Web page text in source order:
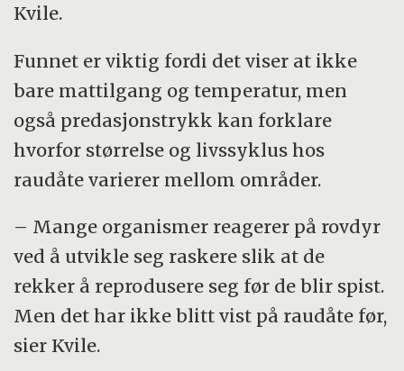
Kvile.
Funnet er viktig fordi det viser at ikke
bare mattilgang og temperatur, men
også predasjonstrykk kan forklare
hvorfor størrelse og livssyklus hos
raudåte varierer mellom områder.
– Mange organismer reagerer på rovdyr
ved å utvikle seg raskere slik at de
rekker å reprodusere seg før de blir spist.
Men det har ikke blitt vist på raudåte før,
sier Kvile.